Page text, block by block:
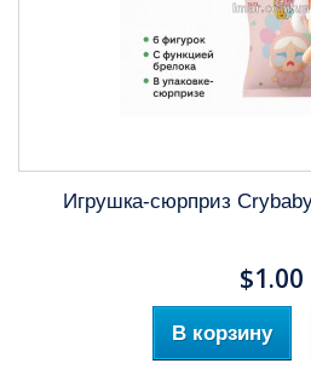
Игрушка-сюрприз
$1.00
В корзину